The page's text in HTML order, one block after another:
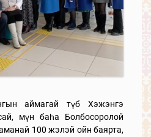
аймагай түб Хэжэнгэ
мүн баһа Болбосоролой
100 жэлэй ойн баярта,